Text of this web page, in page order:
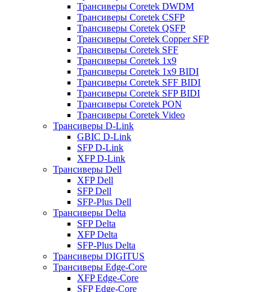
Трансиверы Coretek DWDM
Трансиверы Coretek CSFP
Трансиверы Coretek QSFP
Трансиверы Coretek Copper SFP
Трансиверы Coretek SFF
Трансиверы Coretek 1x9
Трансиверы Coretek 1x9 BIDI
Трансиверы Coretek SFF BIDI
Трансиверы Coretek SFP BIDI
Трансиверы Coretek PON
Трансиверы Coretek Video
Трансиверы D-Link
GBIC D-Link
SFP D-Link
XFP D-Link
Трансиверы Dell
XFP Dell
SFP Dell
SFP-Plus Dell
Трансиверы Delta
SFP Delta
XFP Delta
SFP-Plus Delta
Трансиверы DIGITUS
Трансиверы Edge-Core
XFP Edge-Core
SFP Edge-Core